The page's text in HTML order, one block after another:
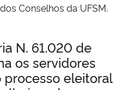
Conselhos da UFSM.
N. 61.020 de
os servidores
processo eleitoral